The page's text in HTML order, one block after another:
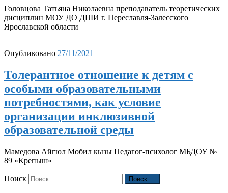
Головцова Татьяна Николаевна преподаватель теоретических
дисциплин МОУ ДО ДШИ г. Переславля-Залесского
Ярославской области
Опубликовано 27/11/2021
Толерантное отношение к детям с
особыми образовательными
потребностями, как условие
организации инклюзивной
образовательной среды
Мамедова Айгюл Мобил кызы Педагог-психолог МБДОУ №
89 «Крепыш»
Поиск Поиск …